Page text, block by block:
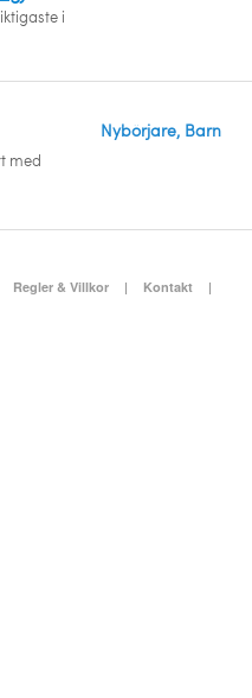
i
med
Nybörjare, Barn
Regler & Villkor | Kontakt |